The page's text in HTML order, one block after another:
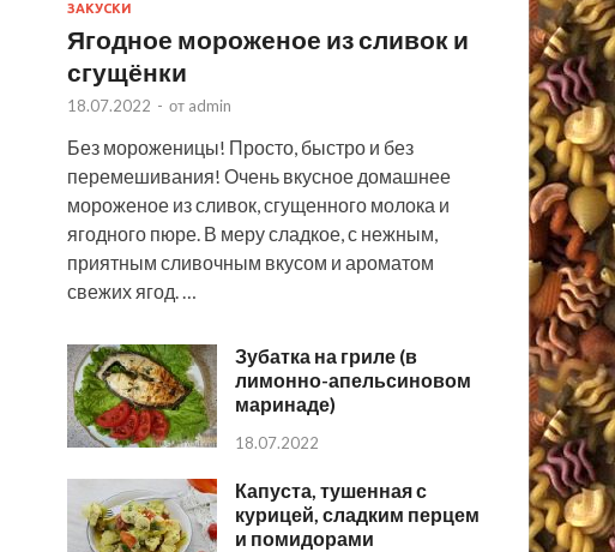
ЗАКУСКИ
Ягодное мороженое из сливок и
сгущёнки
18.07.2022 - от admin
Без мороженицы! Просто, быстро и без
перемешивания! Очень вкусное домашнее
мороженое из сливок, сгущенного молока и
ягодного пюре. В меру сладкое, с нежным,
приятным сливочным вкусом и ароматом
свежих ягод. …
Зубатка на гриле (в
лимонно-апельсиновом
маринаде)
18.07.2022
Капуста, тушенная с
курицей, сладким перцем
и помидорами